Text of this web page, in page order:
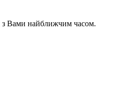
з Вами найближчим часом.